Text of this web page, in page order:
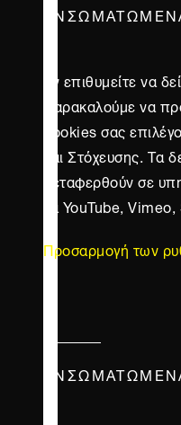
Αν επιθυμείτε να
παρακαλούμε να
cookies σας
και Στόχευσης. Τα
μεταφερθούν σε
τα YouTube,
Προσαρμογή των